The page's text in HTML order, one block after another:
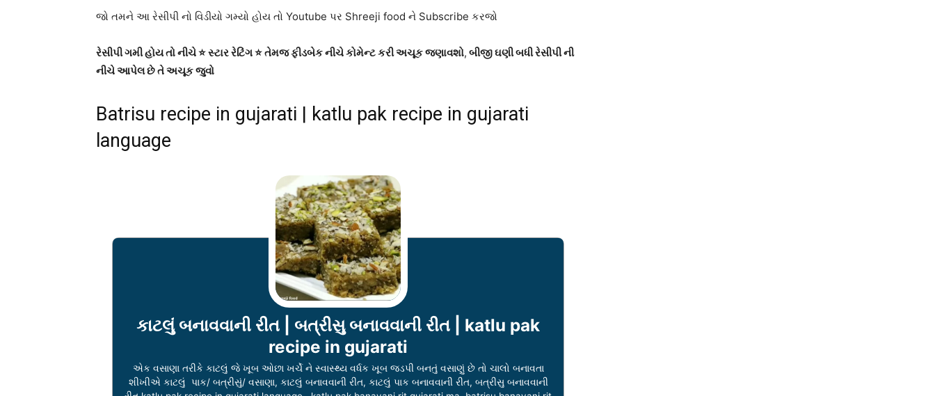
જો તમને આ રેસીપી નો વિડીયો ગમ્યો હોય તો Youtube પર Shreeji food ને Subscribe કરજો
રેસીપી ગમી હોય તો નીચે ⭐ સ્ટાર રેટિંગ ⭐ તેમજ ફીડબેક નીચે કોમેન્ટ કરી અચૂક જણાવશો, બીજી ઘણી બધી રેસીપી ની
નીચે આપેલ છે તે અચૂક જુવો
Batrisu recipe in gujarati | katlu pak recipe in gujarati
language
કાટલું બનાવવાની રીત | બત્રીસુ બનાવવાની રીત | katlu pak
recipe in gujarati
એક વસાણા તરીકે કાટલું જે ખૂબ ઓછા ખર્ચે ને સ્વાસ્થ્ય વર્ધક ખૂબ જડપી બનતું વસાણું છે તો ચાલો બનાવતા
શીખીએ કાટલું પાક/ બત્રીસું/ વસાણા, કાટલું બનાવવાની રીત, કાટલું પાક બનાવવાની રીત, બત્રીસુ બનાવવાની